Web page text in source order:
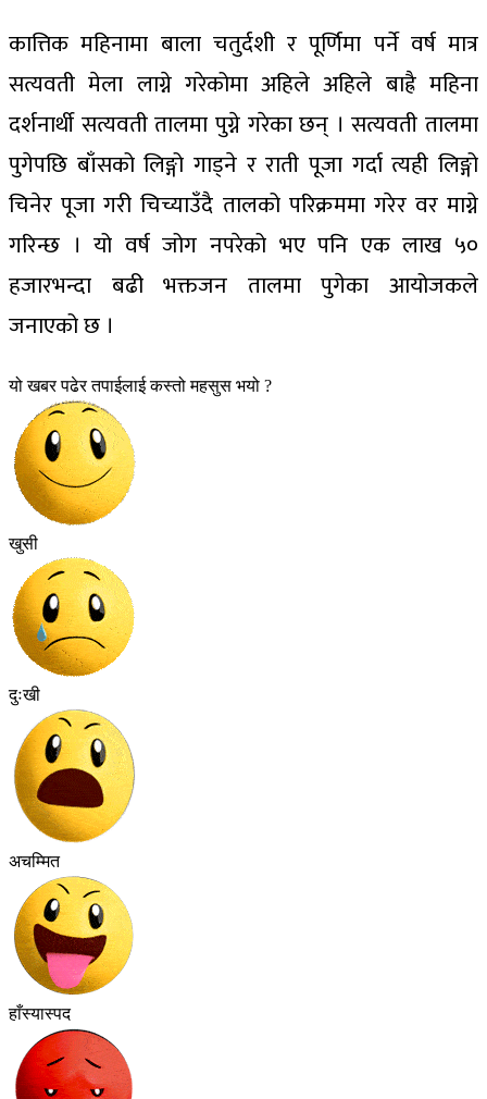
कात्तिक महिनामा बाला चतुर्दशी र पूर्णिमा पर्ने वर्ष मात्र
सत्यवती मेला लाग्ने गरेकोमा अहिले अहिले बाह्रै महिना
दर्शनार्थी सत्यवती तालमा पुग्ने गरेका छन् । सत्यवती तालमा
पुगेपछि बाँसको लिङ्गो गाड्ने र राती पूजा गर्दा त्यही लिङ्गो
चिनेर पूजा गरी चिच्याउँदै तालको परिक्रममा गरेर वर माग्ने
गरिन्छ । यो वर्ष जोग नपरेको भए पनि एक लाख ५०
हजारभन्दा बढी भक्तजन तालमा पुगेका आयोजकले
जनाएको छ ।
यो खबर पढेर तपाईलाई कस्तो महसुस भयो ?
खुसी
दुःखी
अचम्मित
हाँस्यास्पद